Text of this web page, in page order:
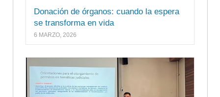
Donación de órganos: cuando la espera
se transforma en vida
6 MARZO, 2026